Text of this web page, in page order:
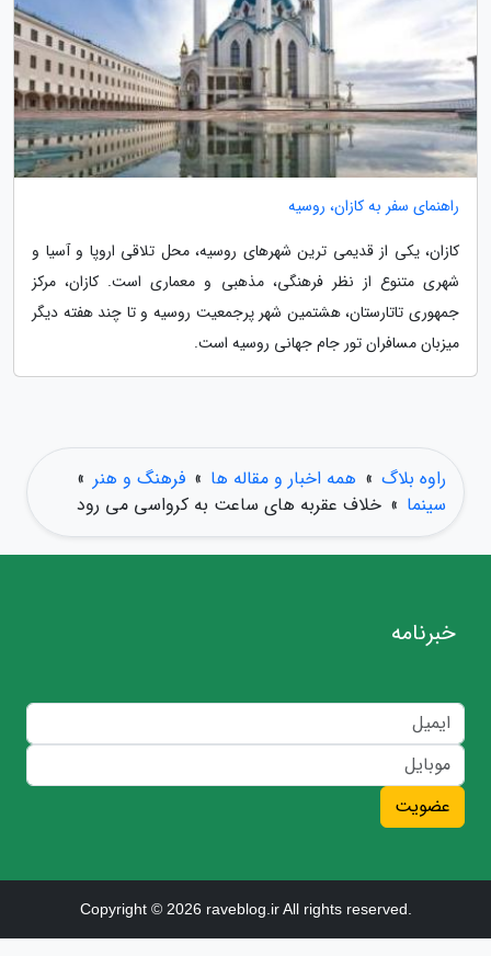
راهنمای سفر به کازان، روسیه
کازان، یکی از قدیمی ترین شهرهای روسیه، محل تلاقی اروپا و آسیا و
شهری متنوع از نظر فرهنگی، مذهبی و معماری است. کازان، مرکز
جمهوری تاتارستان، هشتمین شهر پرجمعیت روسیه و تا چند هفته دیگر
میزبان مسافران تور جام جهانی روسیه است.
راوه بلاگ » همه اخبار و مقاله ها » فرهنگ و هنر »
سینما » خلاف عقربه های ساعت به کرواسی می رود
خبرنامه
عضویت
Copyright © 2026 raveblog.ir All rights reserved.